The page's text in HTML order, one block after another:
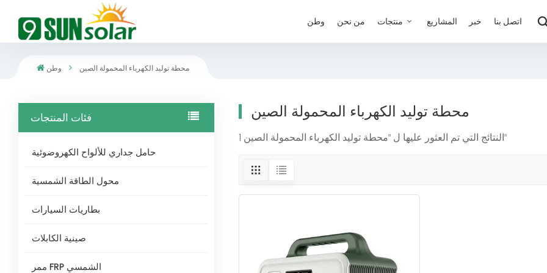
وطن من نحن المشاريع خبر اتصل بنا
وطن محطة توليد الكهرباء المحمولة الصين
فئات المنتجات
حامل جداري للألواح الكهروضوئية
محول الطاقة الشمسية
بطاريات السيارات
صينية الكابلات
ممر FRP الشمسي
محطة توليد الكهرباء المحمولة الصين
1 النتائج التي تم العثور عليها ل "محطة توليد الكهرباء المحمولة الصين"